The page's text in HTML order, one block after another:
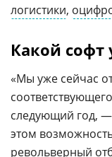
логистики,
Какой софт
«Мы уже сейчас
следующий год,
этом
револьверный